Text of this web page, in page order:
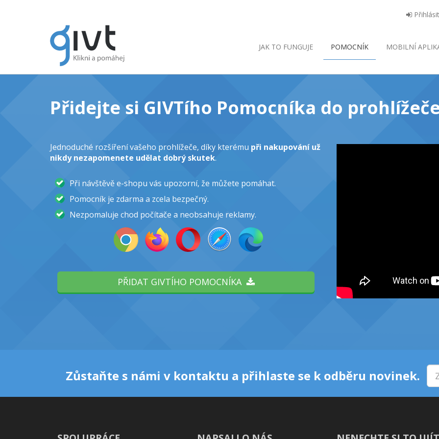
Přihlásit
JAK TO FUNGUJE POMOCNÍK MOBILNÍ
Přidejte si GIVTího Pomocníka do
Jednoduché rozšíření vašeho prohlížeče, díky kterému při nakupování už
nikdy nezapomenete udělat dobrý skutek.
Při návštěvě e-shopu vás upozorní, že můžete pomáhat.
Pomocník je zdarma a zcela bezpečný.
Nezpomaluje chod počítače a neobsahuje reklamy.
PŘIDAT GIVTÍHO POMOCNÍKA
Zůstaňte s námi v kontaktu a přihlaste se k odběru novinek.